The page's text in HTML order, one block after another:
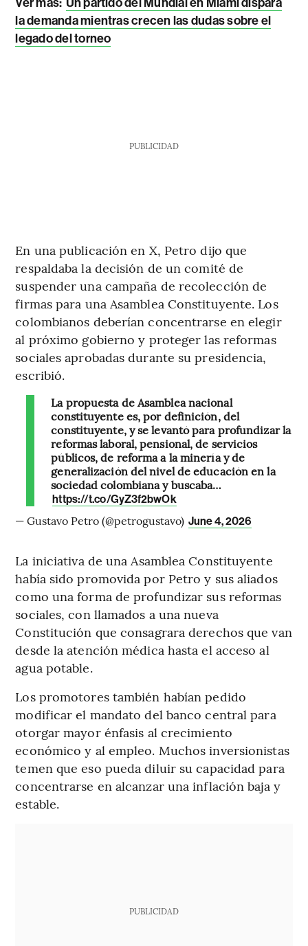
la demanda mientras crecen las dudas sobre el
legado del torneo
PUBLICIDAD
En una publicación en X, Petro dijo que
respaldaba la decisión de un comité de
suspender una campaña de recolección de
firmas para una Asamblea Constituyente. Los
colombianos deberían concentrarse en elegir
al próximo gobierno y proteger las reformas
sociales aprobadas durante su presidencia,
escribió.
La propuesta de Asamblea nacional
constituyente es, por definición, del
constituyente, y se levantó para profundizar la
reformas laboral, pensional, de servicios
públicos, de reforma a la minería y de
generalización del nivel de educación en la
sociedad colombiana y buscaba…
https://t.co/GyZ3f2bwOk
— Gustavo Petro (@petrogustavo) June 4, 2026
La iniciativa de una Asamblea Constituyente
había sido promovida por Petro y sus aliados
como una forma de profundizar sus reformas
sociales, con llamados a una nueva
Constitución que consagrara derechos que van
desde la atención médica hasta el acceso al
agua potable.
Los promotores también habían pedido
modificar el mandato del banco central para
otorgar mayor énfasis al crecimiento
económico y al empleo. Muchos inversionistas
temen que eso pueda diluir su capacidad para
concentrarse en alcanzar una inflación baja y
estable.
PUBLICIDAD